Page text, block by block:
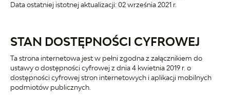
Data ostatniej istotnej aktualizacji:02 września 2021 r.
STAN DOSTĘPNOŚCI CYFROWEJ
Ta strona internetowa jest w pełni zgodna z załącznikiem do
ustawy o dostępności cyfrowej z dnia 4 kwietnia 2019 r. o
dostępności cyfrowej stron internetowych i aplikacji mobilnych
podmiotów publicznych.